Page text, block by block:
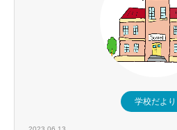
学校だより